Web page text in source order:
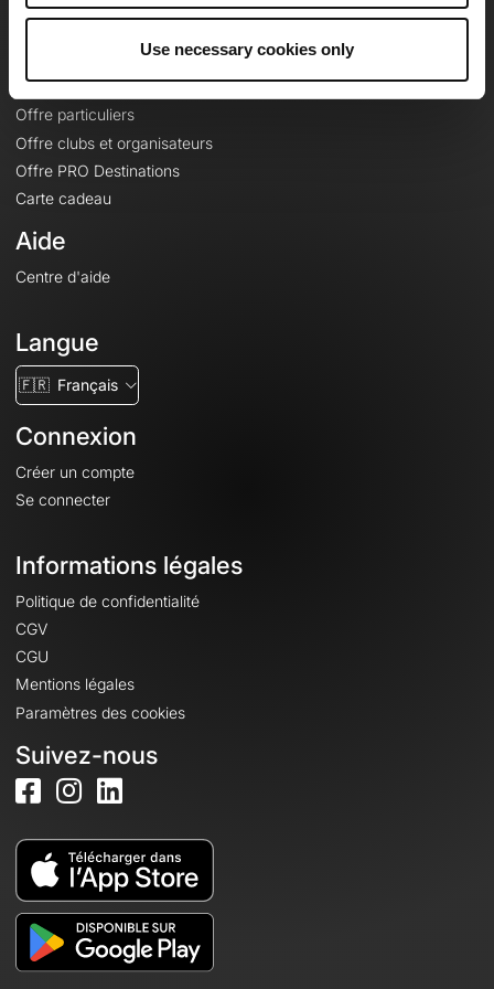
Use necessary cookies only
Offres
Fonds de cartes topographiques
Fonctionnalités
Offre particuliers
Offre clubs et organisateurs
Offre PRO Destinations
Carte cadeau
Aide
Centre d'aide
Langue
🇫🇷 Français
Connexion
Créer un compte
Se connecter
Informations légales
Politique de confidentialité
CGV
CGU
Mentions légales
Paramètres des cookies
Suivez-nous